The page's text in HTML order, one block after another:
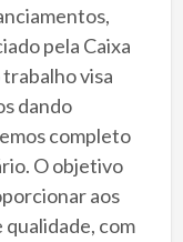
pela Caixa
visa
dando
completo
O objetivo
aos
qualidade, com